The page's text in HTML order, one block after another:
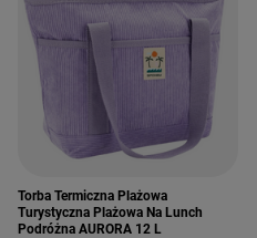
Torba Termiczna Plażowa
Turystyczna Plażowa Na Lunch
Podróżna AURORA 12 L